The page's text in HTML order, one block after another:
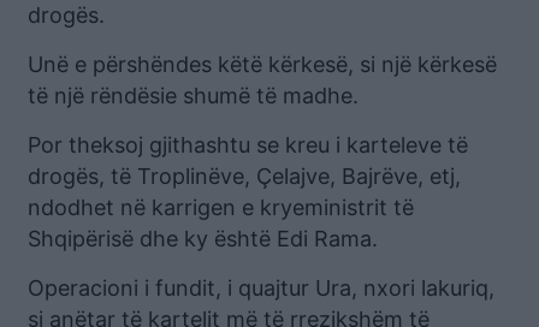
drogës.
Unë e përshëndes këtë kërkesë, si një kërkesë
të një rëndësie shumë të madhe.
Por theksoj gjithashtu se kreu i karteleve të
drogës, të Troplinëve, Çelajve, Bajrëve, etj,
ndodhet në karrigen e kryeministrit të
Shqipërisë dhe ky është Edi Rama.
Operacioni i fundit, i quajtur Ura, nxori lakuriq,
si anëtar të kartelit më të rrezikshëm të